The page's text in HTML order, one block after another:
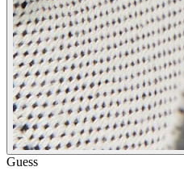
Guess